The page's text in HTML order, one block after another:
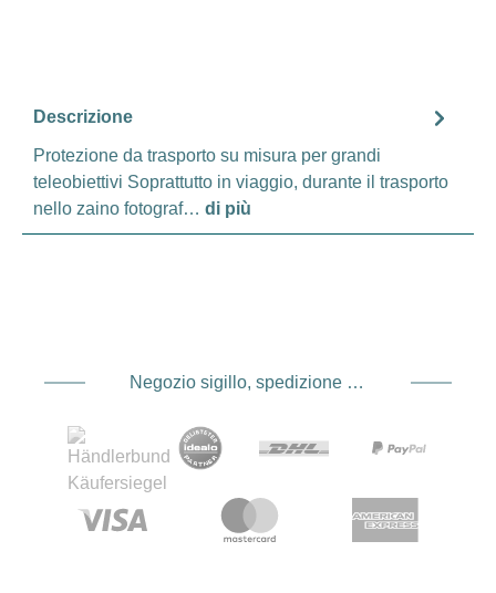
Descrizione
Protezione da trasporto su misura per grandi
teleobiettivi Soprattutto in viaggio, durante il trasporto
nello zaino fotograf… di più
Negozio sigillo, spedizione e spedizione Fornitore di servizi di pagamento